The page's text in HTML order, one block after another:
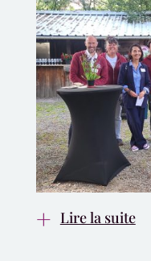
Lire la suite